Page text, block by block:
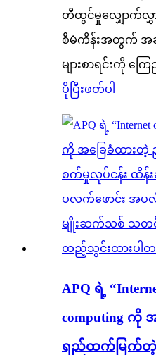
တီထွင်မှုလျှောက်လွှ
စီမံကိန်းအတွက် အဆို
များစာရင်းကို ကြ
ပိုပြီးဖတ်ပါ
APQ ရဲ့
computing ကို
ရည်ထက်မြက်တဲ့